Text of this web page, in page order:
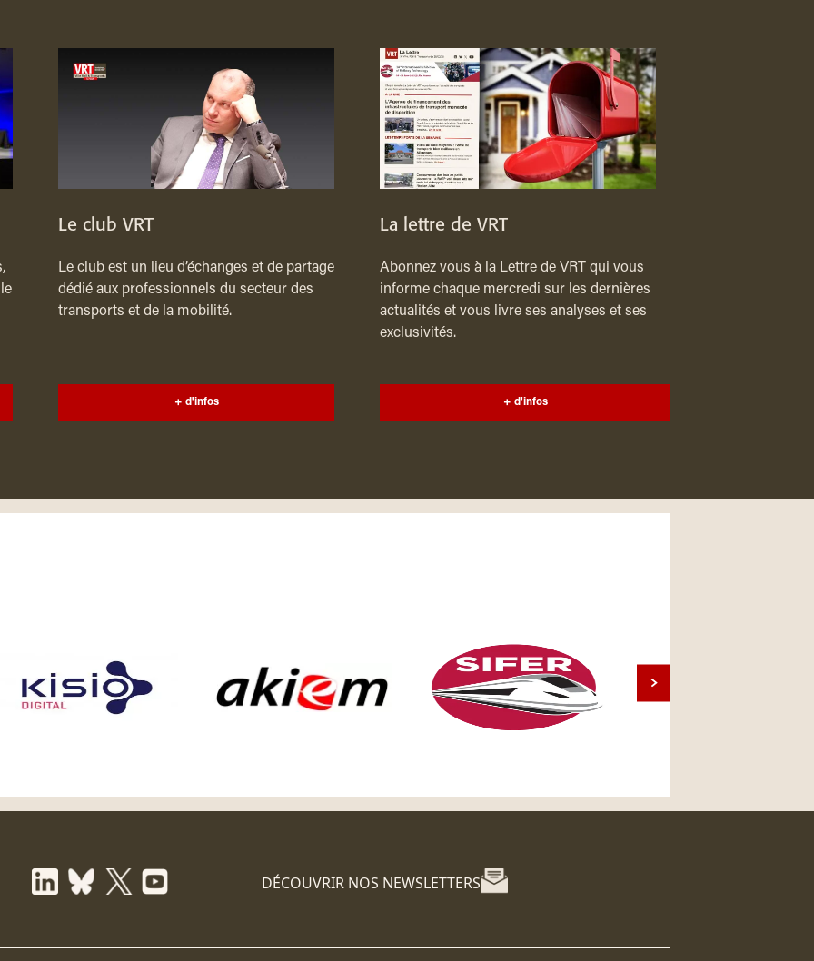
Le club VRT
Le club est un lieu d’échanges et de partage
dédié aux professionnels du secteur des
transports et de la mobilité.
+ d'infos
La lettre de VRT
Abonnez vous à la Lettre de VRT qui vous
informe chaque mercredi sur les dernières
actualités et vous livre ses analyses et ses
exclusivités.
+ d'infos
DÉCOUVRIR NOS NEWSLETTERS